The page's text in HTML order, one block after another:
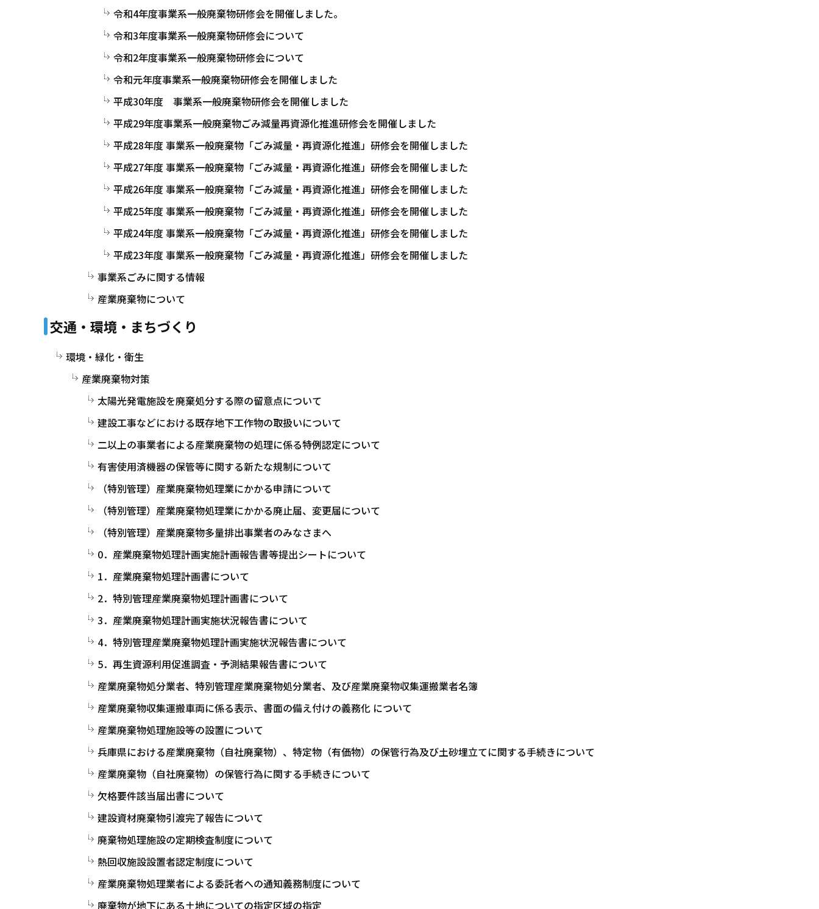
令和4年度事業系一般廃棄物研修会を開催しました。
令和3年度事業系一般廃棄物研修会について
令和2年度事業系一般廃棄物研修会について
令和元年度事業系一般廃棄物研修会を開催しました
平成30年度 事業系一般廃棄物研修会を開催しました
平成29年度事業系一般廃棄物ごみ減量再資源化推進研修会を開催しました
平成28年度 事業系一般廃棄物「ごみ減量・再資源化推進」研修会を開催しました
平成27年度 事業系一般廃棄物「ごみ減量・再資源化推進」研修会を開催しました
平成26年度 事業系一般廃棄物「ごみ減量・再資源化推進」研修会を開催しました
平成25年度 事業系一般廃棄物「ごみ減量・再資源化推進」研修会を開催しました
平成24年度 事業系一般廃棄物「ごみ減量・再資源化推進」研修会を開催しました
平成23年度 事業系一般廃棄物「ごみ減量・再資源化推進」研修会を開催しました
事業系ごみに関する情報
産業廃棄物について
交通・環境・まちづくり
環境・緑化・衛生
産業廃棄物対策
太陽光発電施設を廃棄処分する際の留意点について
建設工事などにおける既存地下工作物の取扱いについて
二以上の事業者による産業廃棄物の処理に係る特例認定について
有害使用済機器の保管等に関する新たな規制について
（特別管理）産業廃棄物処理業にかかる申請について
（特別管理）産業廃棄物処理業にかかる廃止届、変更届について
（特別管理）産業廃棄物多量排出事業者のみなさまへ
0．産業廃棄物処理計画実施計画報告書等提出シートについて
1．産業廃棄物処理計画書について
2．特別管理産業廃棄物処理計画書について
3．産業廃棄物処理計画実施状況報告書について
4．特別管理産業廃棄物処理計画実施状況報告書について
5．再生資源利用促進調査・予測結果報告書について
産業廃棄物処分業者、特別管理産業廃棄物処分業者、及び産業廃棄物収集運搬業者名簿
産業廃棄物収集運搬車両に係る表示、書面の備え付けの義務化 について
産業廃棄物処理施設等の設置について
兵庫県における産業廃棄物（自社廃棄物）、特定物（有価物）の保管行為及び土砂埋立てに関する手続きについて
産業廃棄物（自社廃棄物）の保管行為に関する手続きについて
欠格要件該当届出書について
建設資材廃棄物引渡完了報告について
廃棄物処理施設の定期検査制度について
熱回収施設設置者認定制度について
産業廃棄物処理業者による委託者への通知義務制度について
廃棄物が地下にある土地についての指定区域の指定